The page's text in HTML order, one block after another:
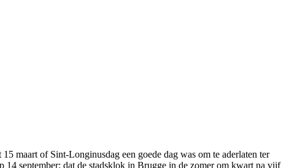
maart of Sint-Longinusdag een goede dag was om te aderlaten ter
september; dat de stadsklok in Brugge in de zomer om kwart na vijf